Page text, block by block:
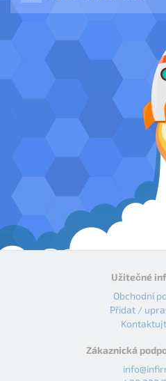
Užitečné
Obchodní
Přidat /
Zákaznická